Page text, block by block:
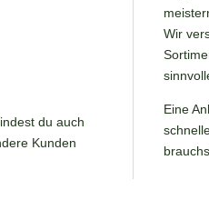
du auch
Kunden
Wir
Eine